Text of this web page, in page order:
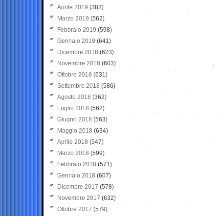
Aprile 2019 (383)
Marzo 2019 (562)
Febbraio 2019 (598)
Gennaio 2019 (641)
Dicembre 2018 (623)
Novembre 2018 (603)
Ottobre 2018 (631)
Settembre 2018 (586)
Agosto 2018 (362)
Luglio 2018 (562)
Giugno 2018 (563)
Maggio 2018 (634)
Aprile 2018 (547)
Marzo 2018 (599)
Febbraio 2018 (571)
Gennaio 2018 (607)
Dicembre 2017 (578)
Novembre 2017 (632)
Ottobre 2017 (579)